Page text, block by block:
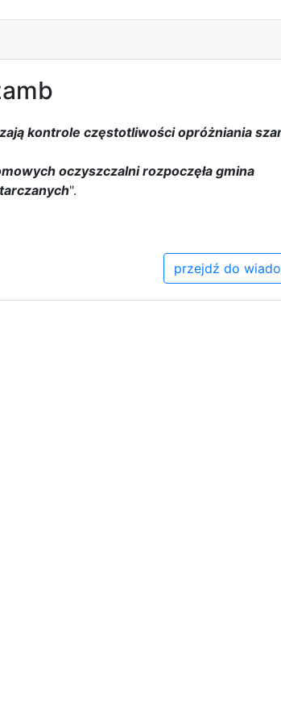
kontrole częstotliwości opróżniania
oczyszczalni rozpoczęła gmina
".
przejdź do